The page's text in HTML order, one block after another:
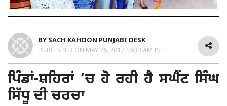
BY SACH KAHOON PUNJABI DESK
PUBLISHED ON MAY 26, 2017 10:33 AM IST
ਪਿੰਡਾਂ-ਸ਼ਹਿਰਾਂ ‘ਚ ਹੋ ਰਹੀ ਹੈ ਸਘੈਂਟ ਸਿੰਘ
ਸਿੱਧੂ ਦੀ ਚਰਚਾ